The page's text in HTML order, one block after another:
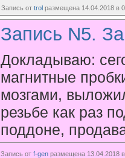
Запись от trol размещена 14.04.2018 в
Запись N5.
Докладываю:
магнитные
мозгами,
резьбе как раз
поддоне,
Запись от f-gen размещена 13.04.2018